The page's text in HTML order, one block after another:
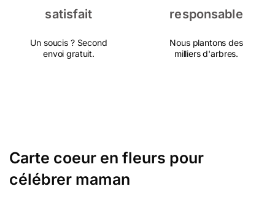
satisfait
Un soucis ? Second
envoi gratuit.
responsable
Nous plantons des
milliers d'arbres.
Carte coeur en fleurs pour
célébrer maman